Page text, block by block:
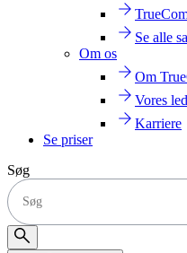
Se alle
Om os
Om
Vores
Karriere
Se priser
Søg